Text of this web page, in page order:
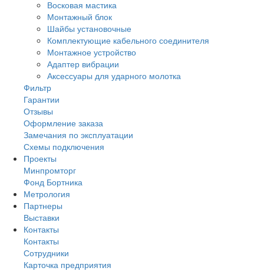
Восковая мастика
Монтажный блок
Шайбы установочные
Комплектующие кабельного соединителя
Монтажное устройство
Адаптер вибрации
Аксессуары для ударного молотка
Фильтр
Гарантии
Отзывы
Оформление заказа
Замечания по эксплуатации
Схемы подключения
Проекты
Минпромторг
Фонд Бортника
Метрология
Партнеры
Выставки
Контакты
Контакты
Сотрудники
Карточка предприятия